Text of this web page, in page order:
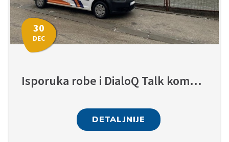
30
DEC
Isporuka robe i DialoQ Talk komunikator obuka - 24 Decembar
DETALJNIJE